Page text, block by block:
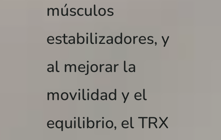
músculos
estabilizadores, y
al mejorar la
movilidad y el
equilibrio, el TRX